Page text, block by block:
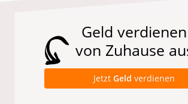
Geld verdienen
von Zuhause
Jetzt Geld verdienen